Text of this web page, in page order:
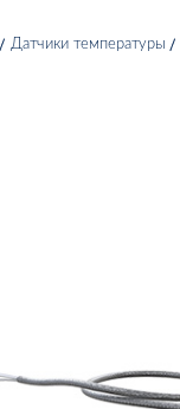
Датчики температуры